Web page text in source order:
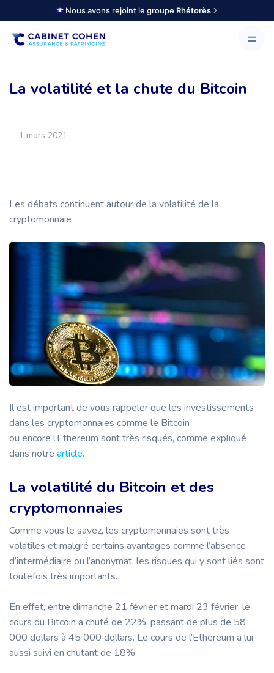
Nous avons rejoint le groupe Rhétorès
La volatilité et la chute du Bitcoin
1 mars 2021
Les débats continuent autour de la volatilité de la
cryptomonnaie
Il est important de vous rappeler que les investissements
dans les cryptomonnaies comme le Bitcoin
ou encore l’Ethereum sont très risqués, comme expliqué
dans notre article.
La volatilité du Bitcoin et des
cryptomonnaies
Comme vous le savez, les cryptomonnaies sont très
volatiles et malgré certains avantages comme l’absence
d’intermédiaire ou l’anonymat, les risques qui y sont liés sont
toutefois très importants.
En effet, entre dimanche 21 février et mardi 23 février, le
cours du Bitcoin a chuté de 22%, passant de plus de 58
000 dollars à 45 000 dollars. Le cours de l’Ethereum a lui
aussi suivi en chutant de 18%